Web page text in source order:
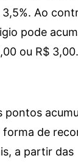
3,5%. Ao
pode
ou R$ 3,00.
pontos
de
a partir das